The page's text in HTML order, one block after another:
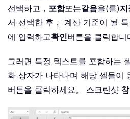
선택하고， 포함또는같음을(를)지
서 선택한 후， 계산 기준이 될
에 입력하고확인버튼을 클릭합니
그러면 특정 텍스트를 포함하는
화 상자가 나타나며 해당 셀들이
버튼을 클릭하세요。 스크린샷 참